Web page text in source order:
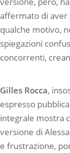
affermato di aver
qualche motivo,
spiegazioni
concorrenti,
Gilles Rocca,
espresso
integrale mostra
versione di
e frustrazione,